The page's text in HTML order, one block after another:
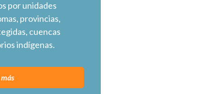
por unidades
provincias,
cuencas
indígenas.